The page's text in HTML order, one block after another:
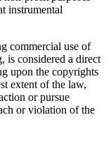
instrumental
commercial use of
is considered a direct
upon the copyrights
extent of the law,
or pursue
or violation of the